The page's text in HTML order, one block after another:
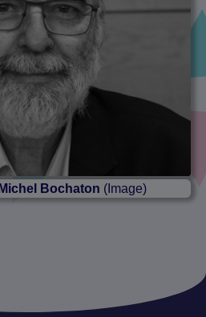
Bochaton (Image)